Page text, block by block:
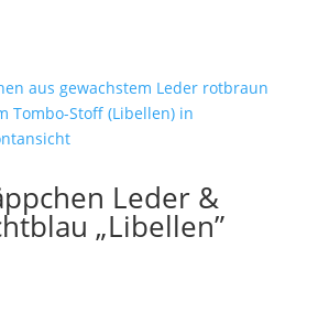
Leder &
„Libellen”